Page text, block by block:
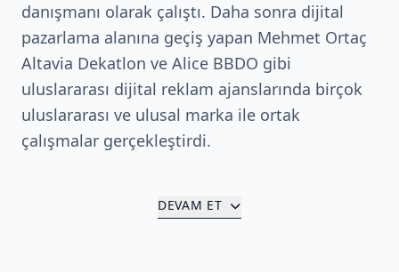
danışmanı olarak çalıştı. Daha sonra dijital
pazarlama alanına geçiş yapan Mehmet Ortaç
Altavia Dekatlon ve Alice BBDO gibi
uluslararası dijital reklam ajanslarında birçok
uluslararası ve ulusal marka ile ortak
çalışmalar gerçekleştirdi.
DEVAM ET